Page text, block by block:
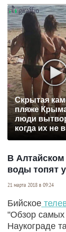
Скрытая
пляже
люди
когда их не
В
воды топят
21 марта 2018 в 09:24
Бийское
"Обзор самых
Наукограде